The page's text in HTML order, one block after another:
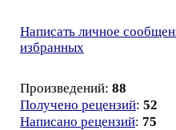
Написать личное
избранных
Произведений: 88
Получено рецензий: 52
Написано рецензий: 75